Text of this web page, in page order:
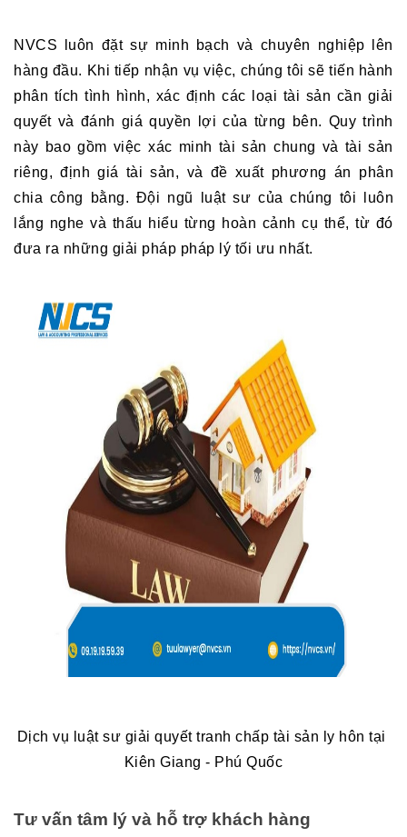
NVCS luôn đặt sự minh bạch và chuyên nghiệp lên
hàng đầu. Khi tiếp nhận vụ việc, chúng tôi sẽ tiến hành
phân tích tình hình, xác định các loại tài sản cần giải
quyết và đánh giá quyền lợi của từng bên. Quy trình
này bao gồm việc xác minh tài sản chung và tài sản
riêng, định giá tài sản, và đề xuất phương án phân
chia công bằng. Đội ngũ luật sư của chúng tôi luôn
lắng nghe và thấu hiểu từng hoàn cảnh cụ thể, từ đó
đưa ra những giải pháp pháp lý tối ưu nhất.
Dịch vụ luật sư giải quyết tranh chấp tài sản ly hôn tại
Kiên Giang - Phú Quốc
Tư vấn tâm lý và hỗ trợ khách hàng